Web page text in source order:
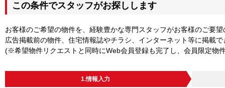
この条件でスタッフがお探しします
お客様のご希望の物件を、経験豊かな専門スタッフがお客様のご要望
広告掲載前の物件、住宅情報誌やチラシ、インターネット等に掲載
(※希望物件リクエストと同時にWeb会員登録も完了し、会員限定物
1.情報入力